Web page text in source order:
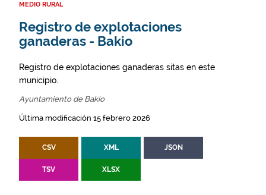
MEDIO RURAL
Registro de explotaciones
ganaderas - Bakio
Registro de explotaciones ganaderas sitas en este
municipio.
Ayuntamiento de Bakio
Última modificación 15 febrero 2026
CSV XML JSON
TSV XLSX